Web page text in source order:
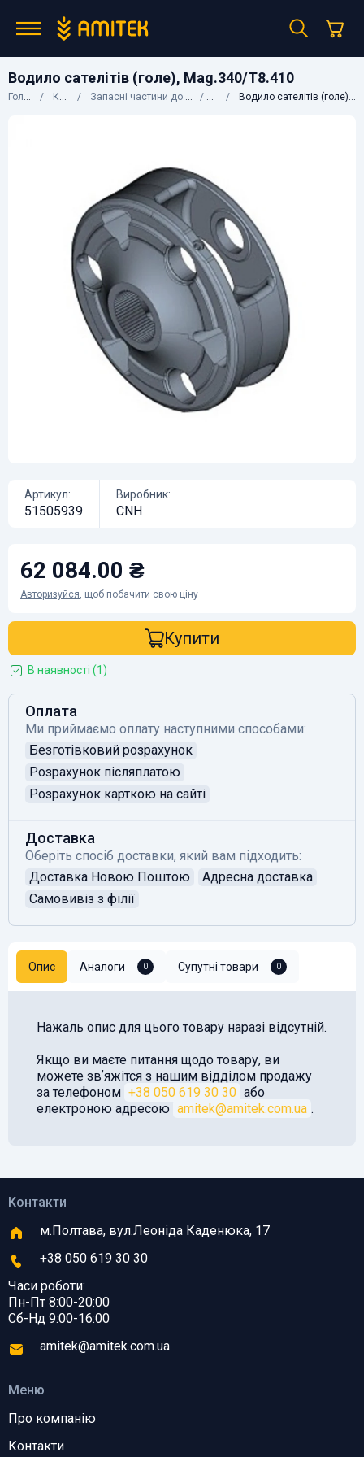
Водило сателітів (голе), Mag.340/T8.410
Головна Каталог Запасні частини до сільгосптехніки CNH Водило сателітів (голе), Mag.340/T8.410
Артикул:
51505939
Виробник:
CNH
62 084.00 ₴
Авторизуйся, щоб побачити свою ціну
Купити
В наявності (1)
Оплата
Ми приймаємо оплату наступними способами:
Безготівковий розрахунок
Розрахунок післяплатою
Розрахунок карткою на сайті
Доставка
Оберіть спосіб доставки, який вам підходить:
Доставка Новою Поштою
Адресна доставка
Самовивіз з філії
Опис Аналоги 0 Супутні товари 0
Нажаль опис для цього товару наразі відсутній.
Якщо ви маєте питання щодо товару, ви
можете звʼяжітся з нашим відділом продажу
за телефоном +38 050 619 30 30 або
електроною адресою amitek@amitek.com.ua .
Меню
Про компанію
Контакти
Контакти
м.Полтава, вул.Леоніда Каденюка, 17
+38 050 619 30 30
Часи роботи:
Пн-Пт 8:00-20:00
Сб-Нд 9:00-16:00
amitek@amitek.com.ua